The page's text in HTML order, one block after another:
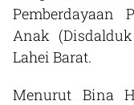
Pemberdayaan
Anak
Lahei Barat.
Menurut Bina